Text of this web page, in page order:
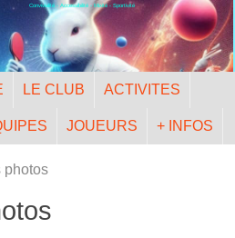
Convivialité - Accessibilité - Mixité - Sportivité
LE CLUB ACTIVITES
JOUEURS + INFOS
photos